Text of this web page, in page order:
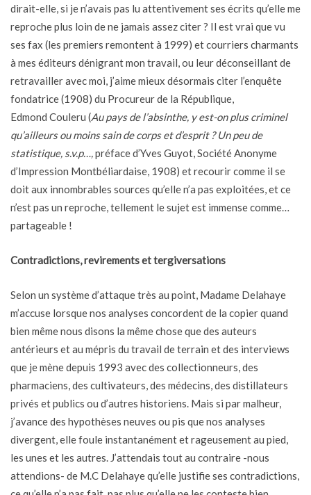
dirait-elle, si je n’avais pas lu attentivement ses écrits qu’elle me
reproche plus loin de ne jamais assez citer ? Il est vrai que vu
ses fax (les premiers remontent à 1999) et courriers charmants
à mes éditeurs dénigrant mon travail, ou leur déconseillant de
retravailler avec moi, j’aime mieux désormais citer l’enquête
fondatrice (1908) du Procureur de la République,
Edmond Couleru (Au pays de l’absinthe, y est-on plus criminel
qu’ailleurs ou moins sain de corps et d’esprit ? Un peu de
statistique, s.v.p…,préface d’Yves Guyot, Société Anonyme
d’Impression Montbéliardaise, 1908) et recourir comme il se
doit aux innombrables sources qu’elle n’a pas exploitées, et ce
n’est pas un reproche, tellement le sujet est immense comme…
partageable !
Contradictions, revirements et tergiversations
Selon un système d’attaque très au point, Madame Delahaye
m’accuse lorsque nos analyses concordent de la copier quand
bien même nous disons la même chose que des auteurs
antérieurs et au mépris du travail de terrain et des interviews
que je mène depuis 1993 avec des collectionneurs, des
pharmaciens, des cultivateurs, des médecins, des distillateurs
privés et publics ou d’autres historiens. Mais si par malheur,
j’avance des hypothèses neuves ou pis que nos analyses
divergent, elle foule instantanément et rageusement au pied,
les unes et les autres. J’attendais tout au contraire -nous
attendions- de M.C Delahaye qu’elle justifie ses contradictions,